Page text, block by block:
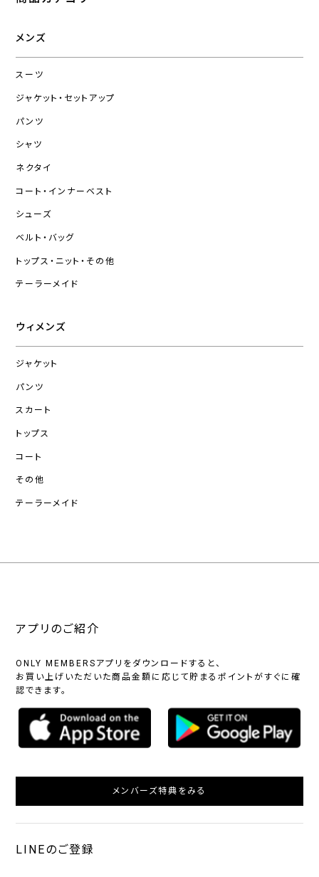
メンズ
スーツ
ジャケット・セットアップ
パンツ
シャツ
ネクタイ
コート・インナーベスト
シューズ
ベルト・バッグ
トップス・ニット・その他
テーラーメイド
ウィメンズ
ジャケット
パンツ
スカート
トップス
コート
その他
テーラーメイド
アプリのご紹介
ONLY MEMBERSアプリをダウンロードすると、
お買い上げいただいた商品金額に応じて貯まるポイントがすぐに確
認できます。
メンバーズ特典をみる
LINEのご登録